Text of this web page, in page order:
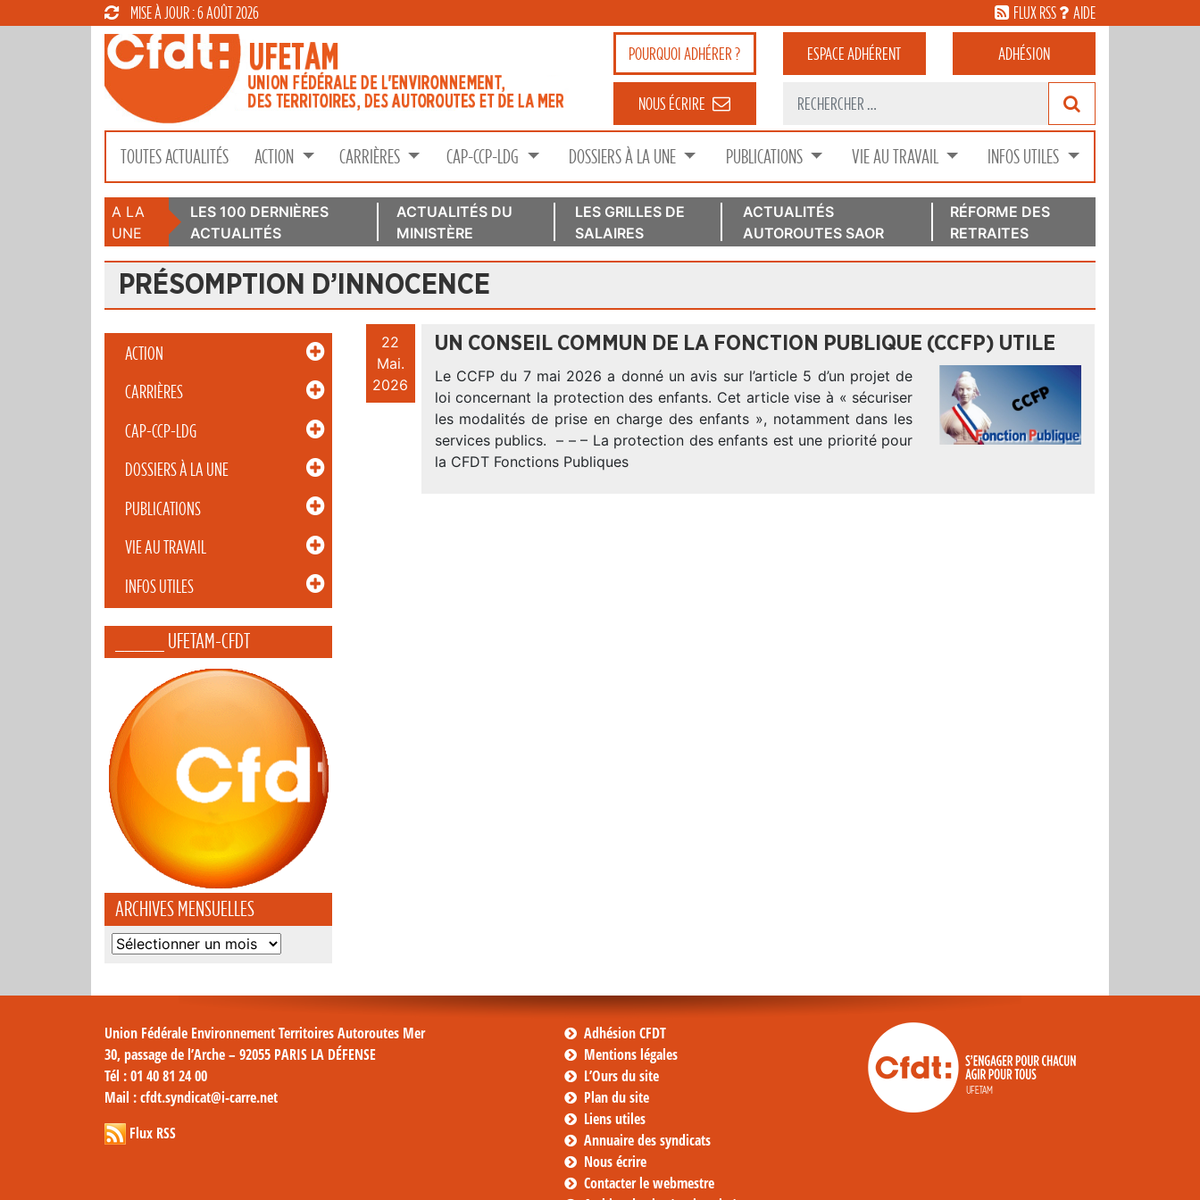
MISE À JOUR : 6 AOÛT 2026 FLUX RSS AIDE
POURQUOIADHÉRER ? ESPACEADHÉRENT ADHÉSION
NOUS ÉCRIRE
TOUTES ACTUALITÉS ACTION CARRIÈRES CAP-CCP-LDG DOSSIERS À LA UNE PUBLICATIONS VIE AU TRAVAIL INFOS UTILES
A LA
UNE
LES 100 DERNIÈRES
ACTUALITÉS
ACTUALITÉS DU
MINISTÈRE
LES GRILLES DE
SALAIRES
ACTUALITÉS
AUTOROUTES SAOR
RÉFORME DES
RETRAITES
PRÉSOMPTION D’INNOCENCE
ACTION
CARRIÈRES
CAP-CCP-LDG
DOSSIERS À LA UNE
PUBLICATIONS
VIE AU TRAVAIL
INFOS UTILES
_____ UFETAM-CFDT
ARCHIVES MENSUELLES
Archives
22
Mai.
2026
UN CONSEIL COMMUN DE LA FONCTION PUBLIQUE (CCFP) UTILE
Le CCFP du 7 mai 2026 a donné un avis sur l’article 5 d’un projet de
loi concernant la protection des enfants. Cet article vise à « sécuriser
les modalités de prise en charge des enfants », notamment dans les
services publics. – – – La protection des enfants est une priorité pour
la CFDT Fonctions Publiques
Union Fédérale Environnement Territoires Autoroutes Mer
30, passage de l’Arche – 92055 PARIS LA DÉFENSE
Tél : 01 40 81 24 00
Mail : cfdt.syndicat@i-carre.net
Flux RSS
Adhésion CFDT
Mentions légales
L’Ours du site
Plan du site
Liens utiles
Annuaire des syndicats
Nous écrire
Contacter le webmestre